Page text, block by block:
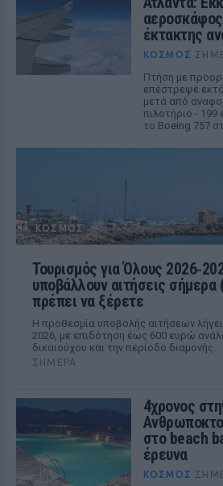
έκτακτης
ΚΌΣΜΟΣ
Πτήση με
επέστρεψε
μετά από
πιλοτήριο - 199
το Boeing 757
ΚΌΣΜΟΣ
Τουρισμός για Όλους
υποβάλλουν αιτήσεις
πρέπει να ξέρετε
Η προθεσμία υποβολής αιτήσεων
2026, με επιδότηση έως 600 ευρώ
δικαιούχου και την περίοδο διαμονής.
ΣΉΜΕΡΑ
4χρονος
στο beach
έρευνα
ΚΌΣΜΟΣ